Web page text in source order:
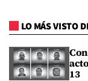
LO MÁS VISTO
13